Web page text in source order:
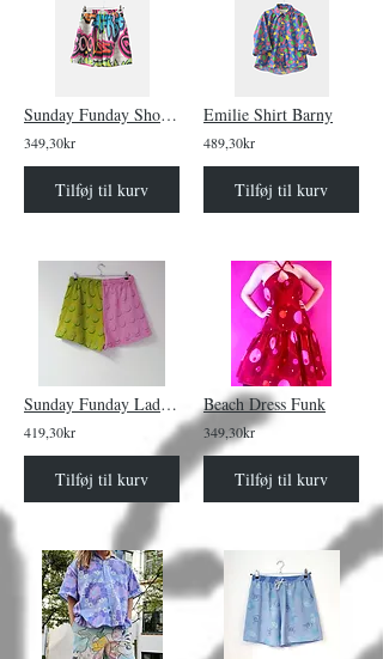
Sunday Funday Shorts grafitti
349,30kr
Tilføj til kurv
Emilie Shirt Barny
489,30kr
Tilføj til kurv
Sunday Funday Lady Shorts Lego
419,30kr
Tilføj til kurv
Beach Dress Funk
349,30kr
Tilføj til kurv